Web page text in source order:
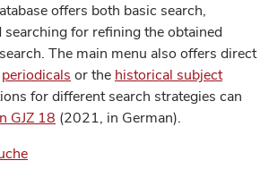
offers both basic search,
for refining the obtained
The main menu also offers direct
periodicals or the historical subject
for different search strategies can
GJZ 18 (2021, in German).